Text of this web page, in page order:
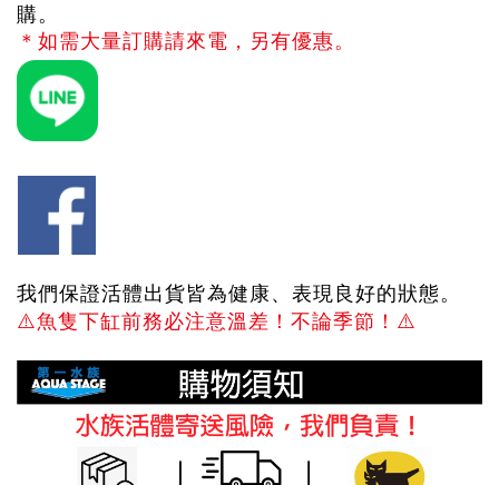
購。
＊如需大量訂購請來電，另有優惠。
我們保證活體出貨皆為健康、表現良好的狀態。
⚠️魚隻下缸前務必注意溫差！不論季節！ ⚠️